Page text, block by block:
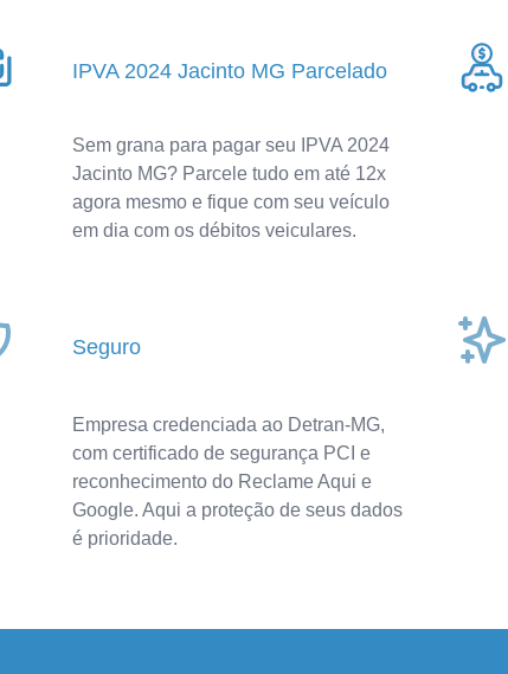
IPVA 2024 Jacinto MG Parcelado
Sem grana para pagar seu IPVA 2024
Jacinto MG? Parcele tudo em até 12x
agora mesmo e fique com seu veículo
em dia com os débitos veiculares.
Seguro
Empresa credenciada ao Detran-MG,
com certificado de segurança PCI e
reconhecimento do Reclame Aqui e
Google. Aqui a proteção de seus dados
é prioridade.